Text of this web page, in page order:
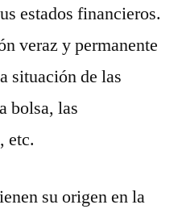
estados financieros.
veraz y permanente
situación de las
bolsa, las
etc.
su origen en la